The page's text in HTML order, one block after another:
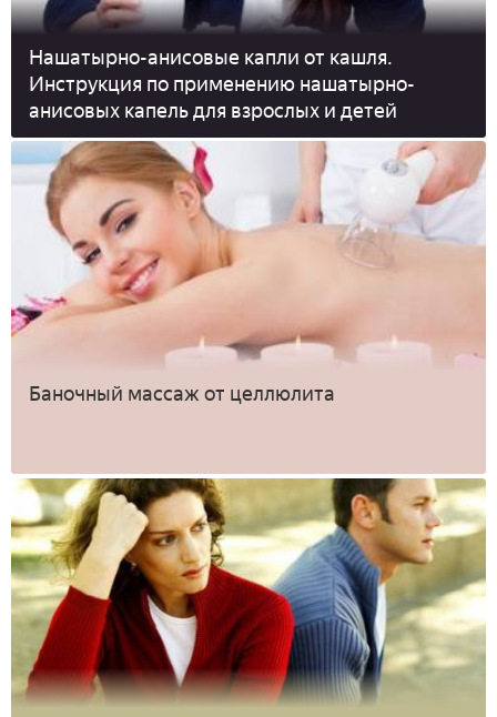
Нашатырно-анисовые капли от кашля.
Инструкция по применению нашатырно-
анисовых капель для взрослых и детей
Баночный массаж от целлюлита